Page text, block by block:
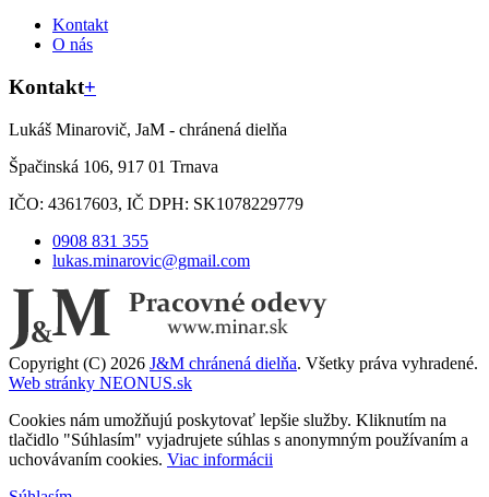
Kontakt
O nás
Kontakt+
Lukáš Minarovič, JaM - chránená dielňa
Špačinská 106, 917 01 Trnava
IČO: 43617603, IČ DPH: SK1078229779
0908 831 355
lukas.minarovic@gmail.com
Copyright (C) 2026 J&M chránená dielňa. Všetky práva vyhradené.
Web stránky NEONUS.sk
Cookies nám umožňujú poskytovať lepšie služby. Kliknutím na
tlačidlo "Súhlasím" vyjadrujete súhlas s anonymným používaním a
uchovávaním cookies. Viac informácii